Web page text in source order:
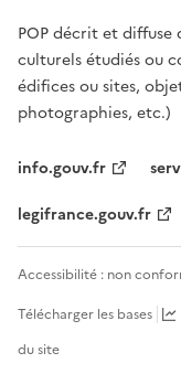
POP décrit et diffuse
culturels étudiés ou
édifices ou sites,
photographies, etc.)
info.gouv.fr
legifrance.gouv.fr
Accessibilité : non
Télécharger les bases
du site